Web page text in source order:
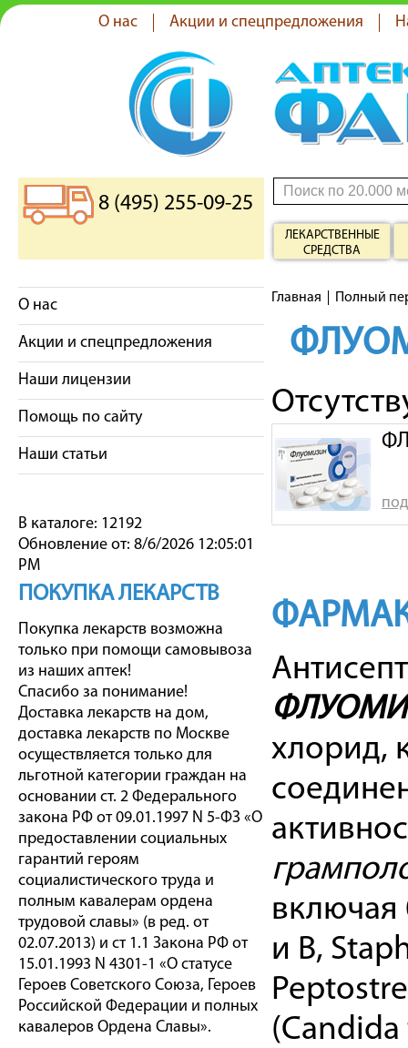
О нас Акции и спецпредложения
8 (495) 255-09-25
ЛЕКАРСТВЕННЫЕ
СРЕДСТВА
О нас
Акции и спецпредложения
Наши лицензии
Помощь по сайту
Наши статьи
В каталоге: 12192
Обновление от: 8/6/2026 12:05:01
PM
ПОКУПКА ЛЕКАРСТВ
Покупка лекарств возможна
только при помощи самовывоза
из наших аптек!
Спасибо за понимание!
Доставка лекарств на дом,
доставка лекарств по Москве
осуществляется только для
льготной категории граждан на
основании ст. 2 Федерального
закона РФ от 09.01.1997 N 5-ФЗ «О
предоставлении социальных
гарантий героям
социалистического труда и
полным кавалерам ордена
трудовой славы» (в ред. от
02.07.2013) и ст 1.1 Закона РФ от
15.01.1993 N 4301-1 «О статусе
Героев Советского Союза, Героев
Российской Федерации и полных
кавалеров Ордена Славы».
Главная Полный
хлорид,
включая
и В,